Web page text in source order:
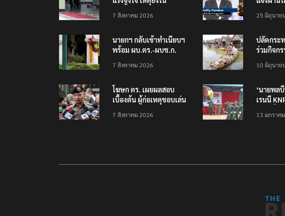
นนทบุรี พบเด็กก่อเหตุ
7 สิงหาคม 2026
นายกฯ กลับเข้าทำเนียบฯ
พร้อม ผบ.ตร.-ผบช.ก.
ปืนเถื่อน
7 สิงหาคม 2026
โฆษก ตร. เผยผลสอบ
เบื้องต้น ผู้ก่อเหตุชอบเล่น
เหตุรุนแรงก่อนลงมือ
7 สิงหาคม 2026
ทั่วไทย ไ
25 มิถุนาย
ปลัดกระ
ร่วมกิจกร
ตักบาตร
10 มิถุนาย
‘นายพล
เรนนี
ประชาช
13 มกราค